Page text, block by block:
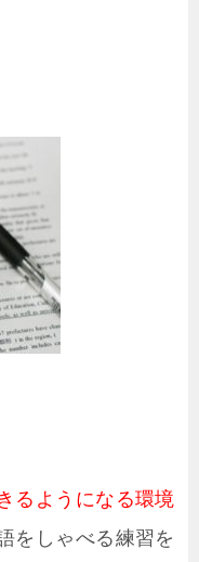
るようになる環境
をしゃべる練習を